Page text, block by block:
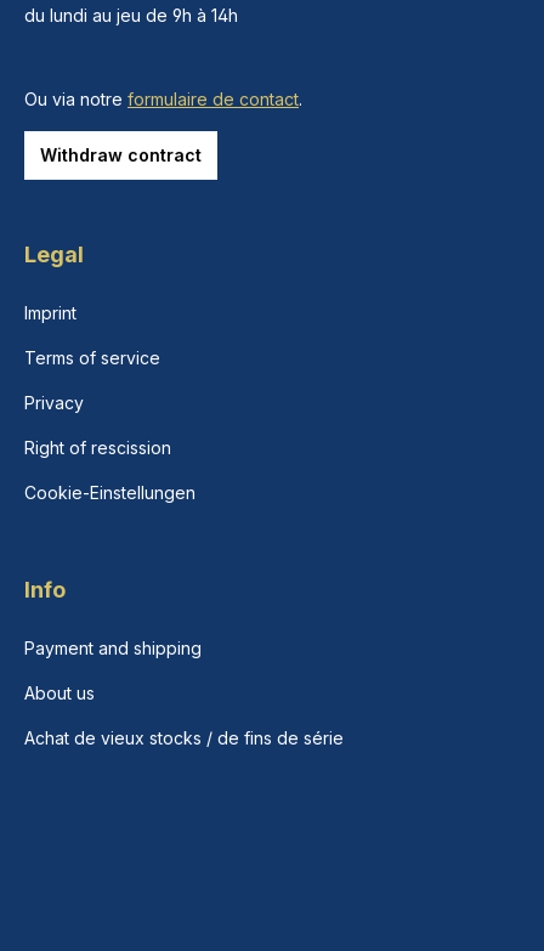
du lundi au jeu de 9h à 14h
Ou via notre formulaire de contact.
Withdraw contract
Legal
Imprint
Terms of service
Privacy
Right of rescission
Cookie-Einstellungen
Info
Payment and shipping
About us
Achat de vieux stocks / de fins de série